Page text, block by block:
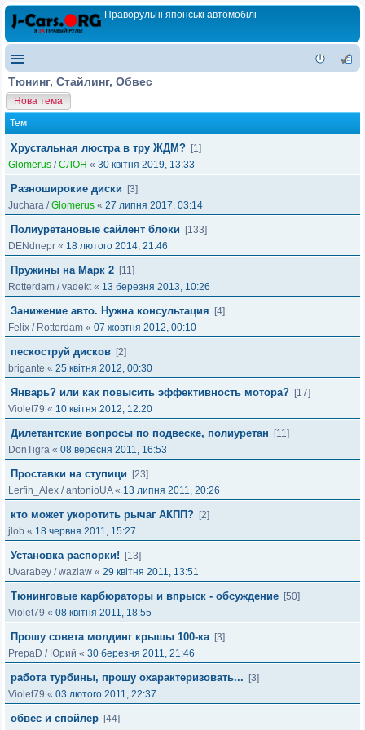
Праворульні японські автомобілі
Тюнинг, Стайлинг, Обвес
Нова тема
Тем
Хрустальная люстра в тру ЖДМ? [1]
Glomerus /СЛОН « 30 квітня 2019, 13:33
Разноширокие диски
[3]
Juchara /Glomerus « 27 липня 2017, 03:14
Полиуретановые сайлент блоки
[133]
DENdnepr « 18 лютого 2014, 21:46
Пружины на Марк 2 [11]
Rotterdam /vadekt« 13 березня 2013, 10:26
Занижение авто. Нужна консультация
[4]
Felix / Rotterdam « 07 жовтня 2012, 00:10
пескоструй дисков [2]
brigante « 25 квітня 2012, 00:30
Январь? или как повысить эффективность мотора? [17]
Violet79 « 10 квітня 2012, 12:20
Дилетантские вопросы по подвеске, полиуретан
[11]
DonTigra « 08 вересня 2011, 16:53
Проставки на ступици
[23]
Lerfin_Alex /antonioUA« 13 липня 2011, 20:26
кто может укоротить рычаг АКПП? [2]
jlob « 18 червня 2011, 15:27
Установка распорки!
[13]
Uvarabey /wazlaw « 29 квітня 2011, 13:51
Тюнинговые карбюраторы и впрыск - обсуждение [50]
Violet79 « 08 квітня 2011, 18:55
Прошу совета молдинг крышы 100-ка [3]
PrepaD / Юрий « 30 березня 2011, 21:46
работа турбины, прошу охарактеризовать...
[3]
Violet79 « 03 лютого 2011, 22:37
обвес и спойлер [44]